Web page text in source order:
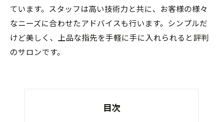
ています。スタッフは高い技術力と共に、お客様の様々
なニーズに合わせたアドバイスも行います。シンプルだ
けど美しく、上品な指先を手軽に手に入れられると評判
のサロンです。
目次